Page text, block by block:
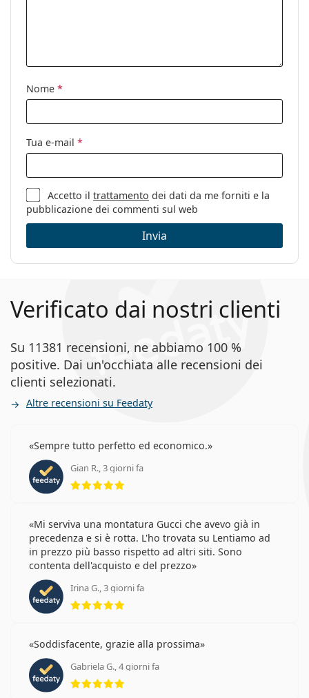
Nome *
Tua e-mail *
Accetto iltrattamento dei dati da me forniti e la
pubblicazione dei commenti sul web
Invia
Verificato dai nostri clienti
Su 11381 recensioni, ne abbiamo 100 %
positive. Dai un'occhiata alle recensioni dei
clienti selezionati.
Altre recensioni su Feedaty
Sempre tutto perfetto ed economico.
Gian R., 3 giorni fa
Mi serviva una montatura Gucci che avevo già in
precedenza e si è rotta. L'ho trovata su Lentiamo ad
in prezzo più basso rispetto ad altri siti. Sono
contenta dell'acquisto e del prezzo
Irina G., 3 giorni fa
Soddisfacente, grazie alla prossima
Gabriela G., 4 giorni fa
valutazione 5 di 5